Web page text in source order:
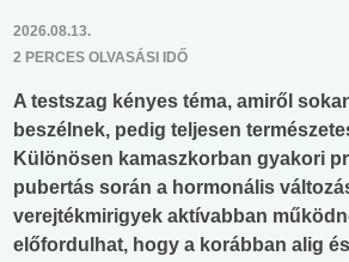
2026.08.13.
2 PERCES OLVASÁSI IDŐ
A testszag kényes téma, amiről
beszélnek, pedig teljesen
Különösen kamaszkorban gyakori
pubertás során a hormonális
verejtékmirigyek aktívabban
előfordulhat, hogy a korábban alig